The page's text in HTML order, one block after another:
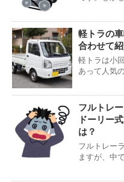
軽トラの
合わせて紹
軽トラは小
あって人気
フルトレ
ドーリー
は？
フルトレー
ますが、中